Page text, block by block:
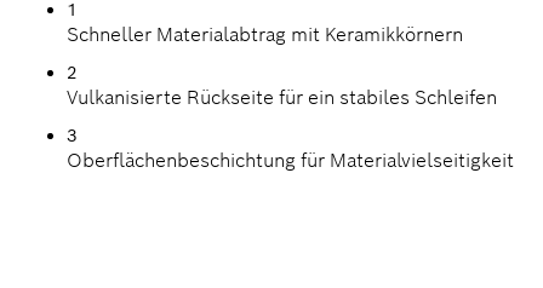
1
Schneller Materialabtrag mit Keramikkörnern
2
Vulkanisierte Rückseite für ein stabiles Schleifen
3
Oberflächenbeschichtung für Materialvielseitigkeit